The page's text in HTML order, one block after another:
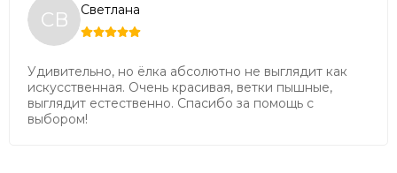
Металлическая 4-х опорная подножка.
Надёжная и долговечная - придаст устойчивости
вашей ёлочке и предотвратит от падения если ваш
СВ Светлана
Удивительно, но ёлка абсолютно не выглядит как
искусственная. Очень красивая, ветки пышные,
выглядит естественно. Спасибо за помощь с
выбором!